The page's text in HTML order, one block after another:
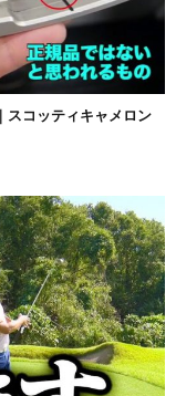
スコッティキャメロン